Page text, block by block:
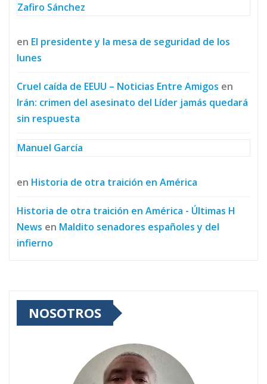
Zafiro Sánchez
en El presidente y la mesa de seguridad de los
lunes
Cruel caída de EEUU – Noticias Entre Amigos en
Irán: crimen del asesinato del Líder jamás quedará
sin respuesta
Manuel García
en Historia de otra traición en América
Historia de otra traición en América - Últimas H
News en Maldito senadores españoles y del
infierno
NOSOTROS